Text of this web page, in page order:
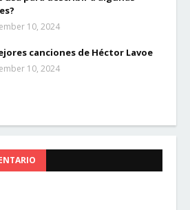
10, 2024
canciones de Héctor Lavoe
10, 2024